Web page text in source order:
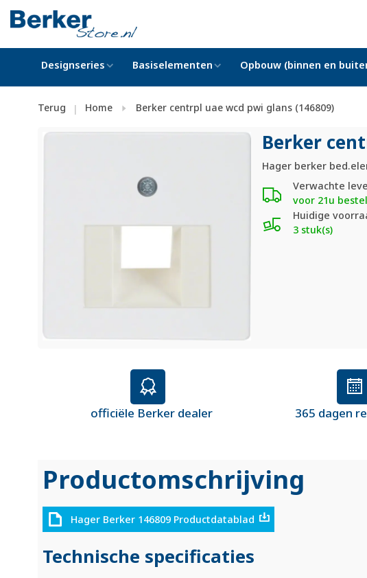
Designseries Basiselementen Opbouw (binnen en
Terug | Home Berker centrpl uae wcd pwi glans (146809)
Berker
Hager berker
Verwachte
voor 21u
Huidige
3 stuk(s)
officiële Berker dealer 365 dagen
Productomschrijving
Hager Berker 146809 Productdatablad
Technische specificaties